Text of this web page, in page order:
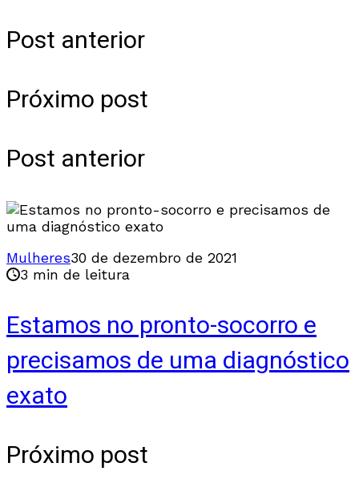
Post anterior
Próximo post
Post anterior
Mulheres30 de dezembro de 2021
3 min de leitura
Estamos no pronto-socorro e
precisamos de uma diagnóstico
exato
Próximo post